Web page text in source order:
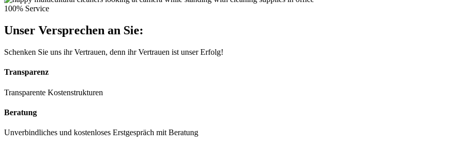
100% Service
Unser Versprechen an Sie:
Schenken Sie uns ihr Vertrauen, denn ihr Vertrauen ist unser Erfolg!
Transparenz
Transparente Kostenstrukturen
Beratung
Unverbindliches und kostenloses Erstgespräch mit Beratung